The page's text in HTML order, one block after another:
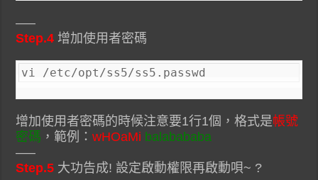
—–
Step.4 增加使用者密碼
vi /etc/opt/ss5/ss5.passwd
增加使用者密碼的時候注意要1行1個，格式是帳號
密碼 ，範例：wHOaMi balabababa
—–
Step.5 大功告成! 設定啟動權限再啟動唄~ ?